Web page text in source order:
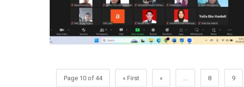
Page 10 of 44 « First « 8 9